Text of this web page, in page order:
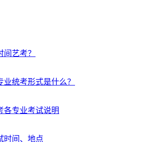
艺考？
业统考形式是什么？
各专业考试说明
时间、地点